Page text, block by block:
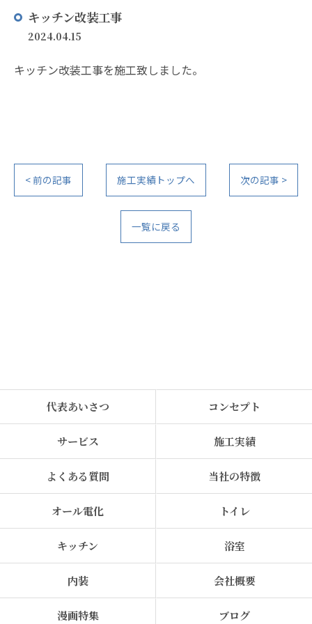
キッチン改装工事
2024.04.15
キッチン改装工事を施工致しました。
< 前の記事 施工実績トップへ 次の記事 >
一覧に戻る
代表あいさつ コンセプト
サービス 施工実績
よくある質問 当社の特徴
オール電化 トイレ
キッチン 浴室
内装 会社概要
漫画特集 ブログ